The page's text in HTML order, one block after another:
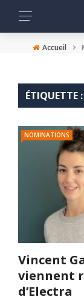
Accueil ›
ÉTIQUETTE :
NOMINATIONS
Vincent
viennent
d’Electra